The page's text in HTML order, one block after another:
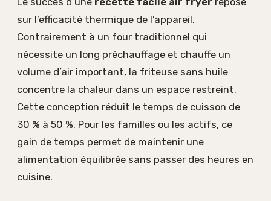
sur l’efficacité thermique de l’appareil.
Contrairement à un four traditionnel qui
nécessite un long préchauffage et chauffe un
volume d’air important, la friteuse sans huile
concentre la chaleur dans un espace restreint.
Cette conception réduit le temps de cuisson de
30 % à 50 %. Pour les familles ou les actifs, ce
gain de temps permet de maintenir une
alimentation équilibrée sans passer des heures en
cuisine.